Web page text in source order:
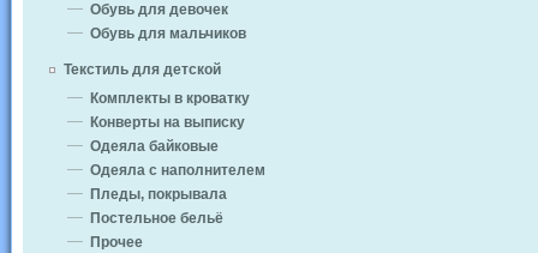
Обувь для девочек
Обувь для мальчиков
Текстиль для детской
Комплекты в кроватку
Конверты на выписку
Одеяла байковые
Одеяла с наполнителем
Пледы, покрывала
Постельное бельё
Прочее